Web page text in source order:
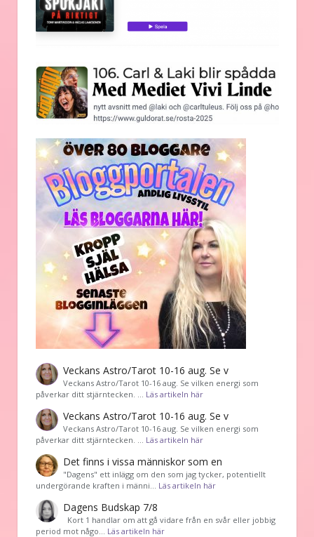
Veckans Astro/Tarot 10-16 aug. Se v
Veckans Astro/Tarot 10-16 aug. Se vilken energi som
påverkar ditt stjärntecken. … Läs artikeln här
Veckans Astro/Tarot 10-16 aug. Se v
Veckans Astro/Tarot 10-16 aug. Se vilken energi som
påverkar ditt stjärntecken. … Läs artikeln här
Det finns i vissa människor som en
"Dagens" ett inlägg om den som jag tycker, potentiellt
undergörande kraften i männi… Läs artikeln här
Dagens Budskap 7/8
Kort 1 handlar om att gå vidare från en svår eller jobbig
period mot någo… Läs artikeln här